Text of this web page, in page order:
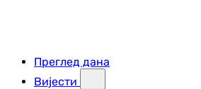
Преглед дана
Вијести